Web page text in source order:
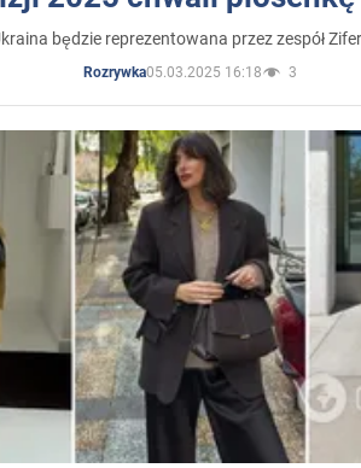
będzie reprezentowana przez zespół
Rozrywka05.03.2025 16:18 3